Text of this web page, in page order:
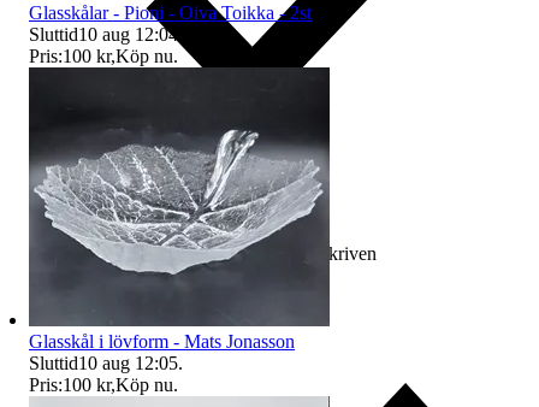
Ersättning om varan inte är som beskriven
Glasskålar - Pioni - Oiva Toikka - 2st
Sluttid10 aug 12:04
Pris:100 kr,Köp nu.
Glasskål i lövform - Mats Jonasson
Sluttid10 aug 12:05.
Pris:100 kr,Köp nu.